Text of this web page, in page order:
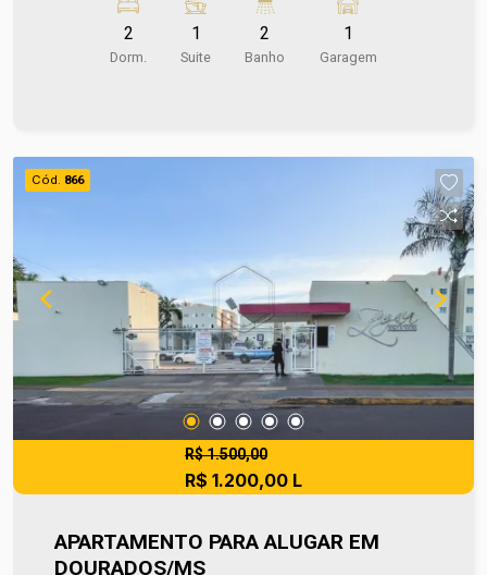
conta com sala de estar, cozinha, 2 dormitórios
sendo 1 suíte, área de serviço e sacada,
proporcionando conforto e praticidade no dia a
sem aviso prévio, pois são de responsabilidade
da administradora do condomínio e prefeitura
municipal. A metragem informada é aproximada e
pode apresentar pequenas variações. Ref imv
9201
2
Dorm.
1
Suite
2
Banho
1
Garagem
Cód. 866
R$ 1.500,00
R$ 1.200,00 L
APARTAMENTO PARA ALUGAR EM
DOURADOS/MS